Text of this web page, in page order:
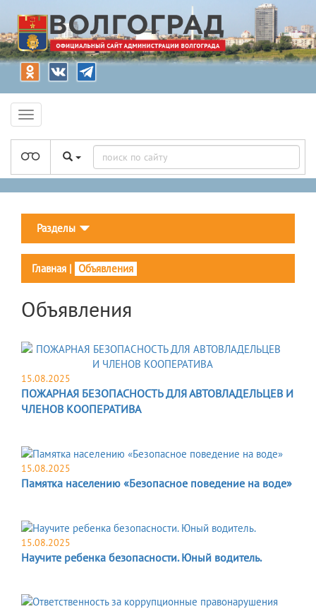
Разделы
Главная | Объявления
Объявления
15.08.2025
ПОЖАРНАЯ БЕЗОПАСНОСТЬ ДЛЯ АВТОВЛАДЕЛЬЦЕВ И
ЧЛЕНОВ КООПЕРАТИВА
15.08.2025
Памятка населению «Безопасное поведение на воде»
15.08.2025
Научите ребенка безопасности. Юный водитель.